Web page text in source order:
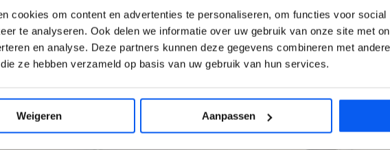
cookies om content en advertenties te personaliseren, om functies voor
te analyseren. Ook delen we informatie over uw gebruik van onze site met
en analyse. Deze partners kunnen deze gegevens combineren met
ze hebben verzameld op basis van uw gebruik van hun services.
Weigeren Aanpassen